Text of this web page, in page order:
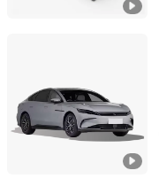
Wuhu Rongjing
Anhui, China